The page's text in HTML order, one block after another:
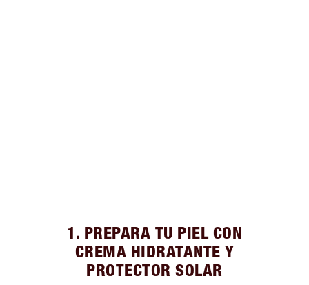
1. PREPARA TU PIEL CON
CREMA HIDRATANTE Y
PROTECTOR SOLAR